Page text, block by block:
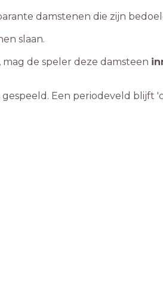
damstenen die zijn
slaan.
de speler deze damsteen
Een periodeveld blijft